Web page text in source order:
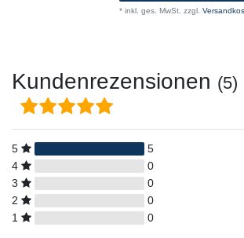
* inkl. ges. MwSt. zzgl.
Kundenrezensionen (5)
5
5
4
0
3
0
2
0
1
0